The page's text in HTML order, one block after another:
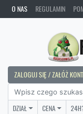
O NAS REGULAMIN
ZALOGUJ SIĘ / ZAŁÓŻ
DZIAŁ CENA